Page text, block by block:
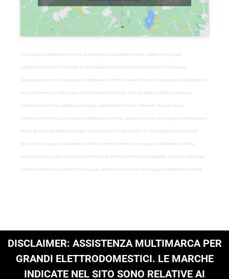
ricarica gas condizionatore Imola, ricarica-gas-condizionatore-Imola, chiama ricarica gas
condizionatore Imola, il servizio di ricarica gas condizionatore Imola, forniamo ricarica gas
condizionatore Imola, ricarica gas condizionatore Imola, chiama il servizio ricarica gas condizionatore
Imola, intervento di ricarica gas condizionatore Imola solo fuori garanzia, contatta ricarica gas
condizionatore Imola, chiama ricarica gas condizionatore Imola, intervento su ricarica gas
condizionatore Imola, ricarica-gas-condizionatore-Imola, chiama il servizio ricarica gas condizionatore
Imola, specializzati nella ricarica gas condizionatore Imola, servizio di ricarica gas condizionatore
Imola, la ricarica gas condizionatore Imola, pronto intervento ricarica gas condizionatore Imola,
assistenza ricarica gas condizionatore Imola per elettrodomestici fuori garanzia, contatta ricarica gas
condizionatore Imola, contatto ricarica gas condizionatore Imola, ricarica gas condizionatore Imola
DISCLAIMER: ASSISTENZA MULTIMARCA PER
GRANDI ELETTRODOMESTICI. LE MARCHE
INDICATE NEL SITO SONO RELATIVE AI